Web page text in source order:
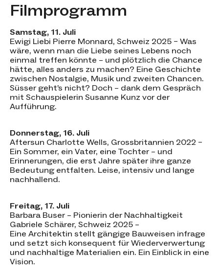
Filmprogramm
Samstag, 11. Juli
Ewigi Liebi Pierre Monnard, Schweiz 2025 – Was
wäre, wenn man die Liebe seines Lebens noch
einmal treffen könnte – und plötzlich die Chance
hätte, alles anders zu machen? Eine Geschichte
zwischen Nostalgie, Musik und zweiten Chancen.
Süsser geht’s nicht? Doch – dank dem Gespräch
mit Schauspielerin Susanne Kunz vor der
Aufführung.
Donnerstag, 16. Juli
Aftersun Charlotte Wells, Grossbritannien 2022 –
Ein Sommer, ein Vater, eine Tochter – und
Erinnerungen, die erst Jahre später ihre ganze
Bedeutung entfalten. Leise, intensiv und lange
nachhallend.
Freitag, 17. Juli
Barbara Buser – Pionierin der Nachhaltigkeit
Gabriele Schärer, Schweiz 2025 –
Eine Architektin stellt gängige Bauweisen infrage
und setzt sich konsequent für Wiederverwertung
und nachhaltige Materialien ein. Ein Einblick in eine
Vision.